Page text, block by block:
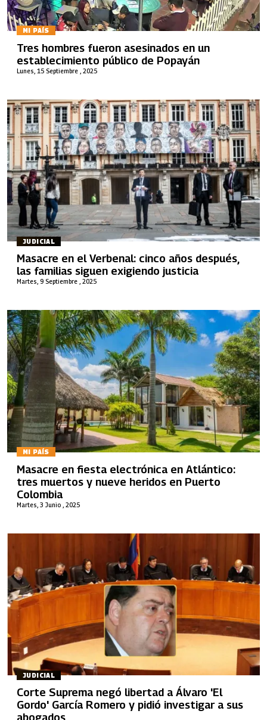
MI PAÍS
Lunes, 15 Septiembre , 2025
Tres hombres fueron asesinados en un
establecimiento público de Popayán
JUDICIAL
Martes, 9 Septiembre , 2025
Masacre en el Verbenal: cinco años después,
las familias siguen exigiendo justicia
MI PAÍS
Martes, 3 Junio , 2025
Masacre en fiesta electrónica en Atlántico:
tres muertos y nueve heridos en Puerto
Colombia
JUDICIAL
Corte Suprema negó libertad a Álvaro 'El
Gordo' García Romero y pidió investigar a sus
abogados